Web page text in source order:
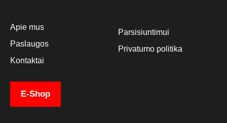
Apie mus
Paslaugos
Kontaktai
Parsisiuntimui
Privatumo politika
E-Shop